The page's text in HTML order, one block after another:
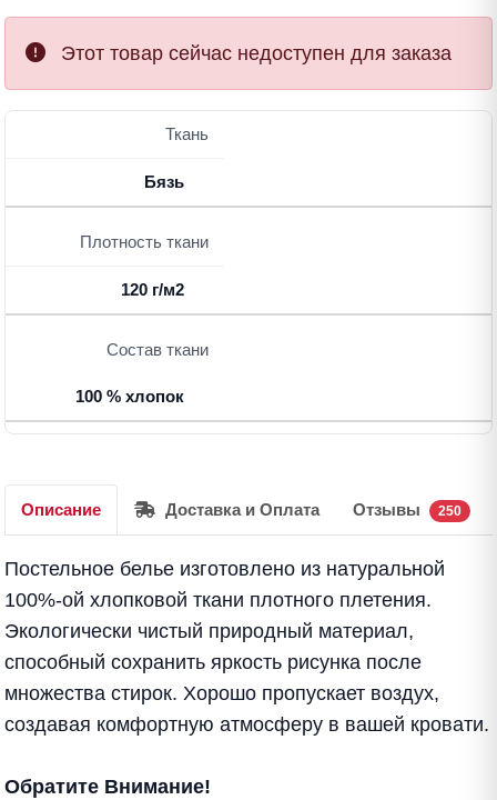
Этот товар сейчас недоступен для заказа
Ткань
Бязь
Плотность ткани
120 г/м2
Состав ткани
100 % хлопок
Описание Доставка и Оплата Отзывы 250
Постельное белье изготовлено из натуральной
100%-ой хлопковой ткани плотного плетения.
Экологически чистый природный материал,
способный сохранить яркость рисунка после
множества стирок. Хорошо пропускает воздух,
создавая комфортную атмосферу в вашей кровати.
Обратите Внимание!